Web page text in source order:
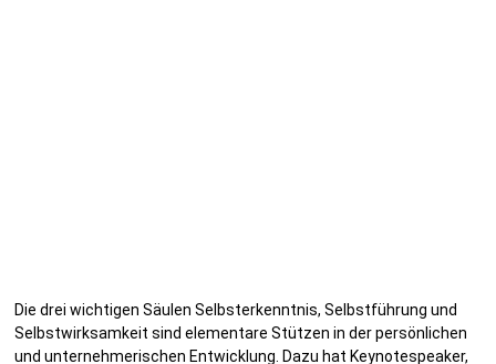
Die drei wichtigen Säulen Selbsterkenntnis, Selbstführung und
Selbstwirksamkeit sind elementare Stützen in der persönlichen
und unternehmerischen Entwicklung. Dazu hat Keynotespeaker,